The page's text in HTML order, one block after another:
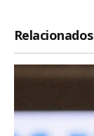
Relacionados